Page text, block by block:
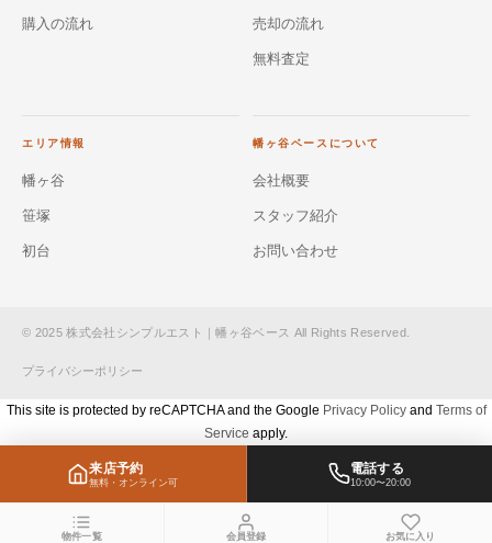
購入の流れ 売却の流れ
無料査定
エリア情報
幡ヶ谷
笹塚
初台
幡ヶ谷ベースについて
会社概要
スタッフ紹介
お問い合わせ
© 2025 株式会社シンプルエスト｜幡ヶ谷ベース All Rights Reserved.
プライバシーポリシー
This site is protected by reCAPTCHA and the Google Privacy Policyand Terms of
Service apply.
来店予約
無料・オンライン可
電話する
10:00〜20:00
物件一覧 会員登録 お気に入り